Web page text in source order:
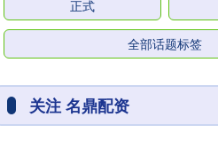
正式
全部话题标签
关注 名鼎配资